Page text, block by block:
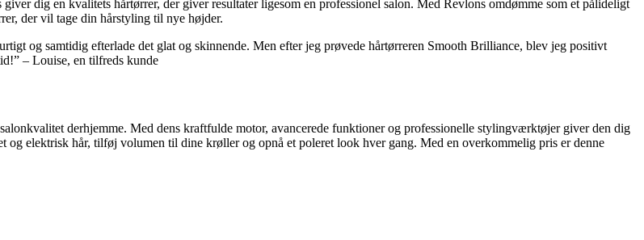
dig en kvalitets hårtørrer, der giver resultater ligesom en professionel salon. Med Revlons omdømme som et pålideligt
der vil tage din hårstyling til nye højder.
og samtidig efterlade det glat og skinnende. Men efter jeg prøvede hårtørreren Smooth Brilliance, blev jeg positivt
– Louise, en tilfreds kunde
derhjemme. Med dens kraftfulde motor, avancerede funktioner og professionelle stylingværktøjer giver den dig
elektrisk hår, tilføj volumen til dine krøller og opnå et poleret look hver gang. Med en overkommelig pris er denne